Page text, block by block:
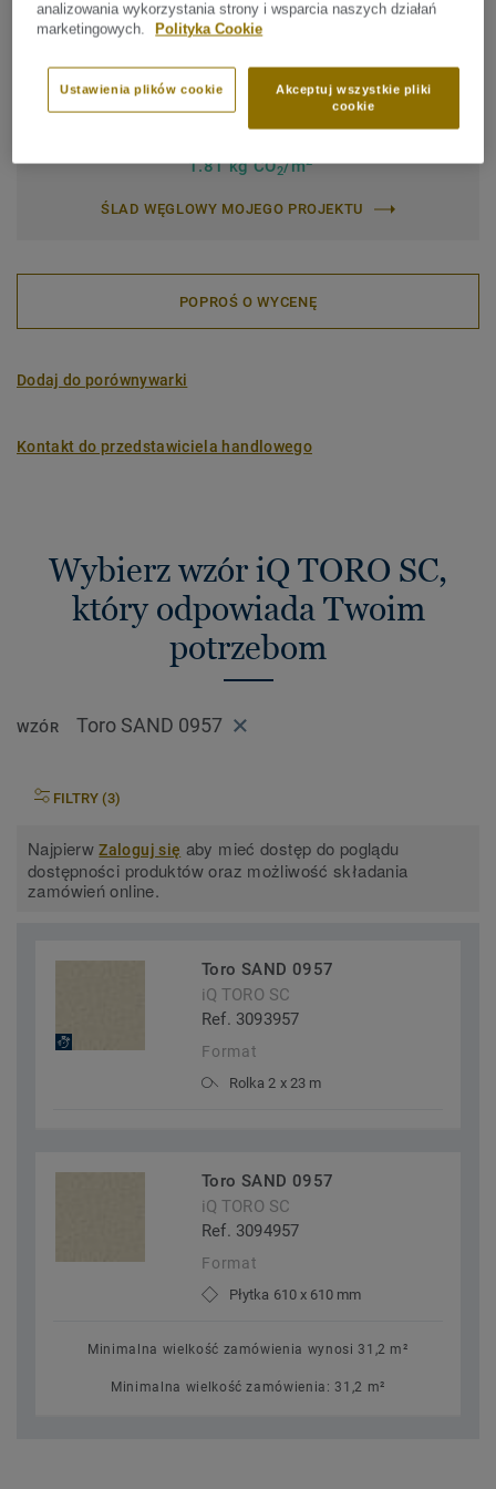
Zabezpieczenie powierzchni:iQ PUR
Rolka (1 nr SAP) Płytka (1 nr SAP)
1.81 kg CO2/m2
ŚLAD WĘGLOWY MOJEGO PROJEKTU
POPROŚ O WYCENĘ
Dodaj do porównywarki
Kontakt do przedstawiciela handlowego
Wybierz wzór iQ TORO SC,
który odpowiada Twoim
potrzebom
WZÓR Toro SAND 0957
FILTRY (3)
NajpierwZaloguj się aby mieć dostęp do poglądu
dostępności produktów oraz możliwość składania
zamówień online.
Toro SAND 0957
iQ TORO SC
Ref. 3093957
Format
Rolka 2 x 23 m
Toro SAND 0957
iQ TORO SC
Ref. 3094957
Format
Płytka 610 x 610 mm
Minimalna wielkość zamówienia wynosi 31,2 m²
Minimalna wielkość zamówienia: 31,2 m²
analizowania wykorzystania strony i wsparcia naszych działań
marketingowych.
Polityka Cookie
Akceptuj wszystkie pliki
cookie
Ustawienia plików cookie